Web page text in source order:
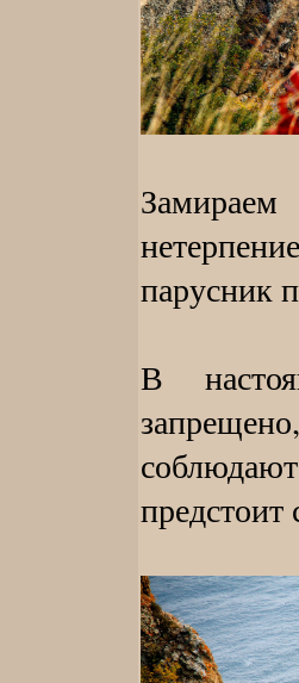
парусник
В
предстоит